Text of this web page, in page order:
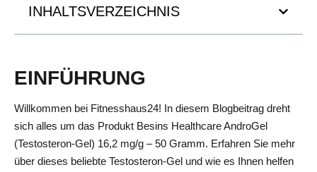
INHALTSVERZEICHNIS
EINFÜHRUNG
Willkommen bei Fitnesshaus24! In diesem Blogbeitrag dreht
sich alles um das Produkt Besins Healthcare AndroGel
(Testosteron-Gel) 16,2 mg/g – 50 Gramm. Erfahren Sie mehr
über dieses beliebte Testosteron-Gel und wie es Ihnen helfen